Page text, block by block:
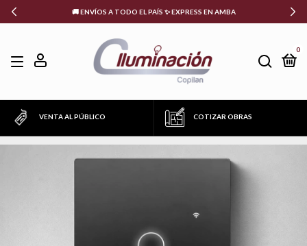
🚚 ENVÍOS A TODO EL PAÍS ✨ EXPRESS EN AMBA
0
VENTA AL PÚBLICO COTIZAR OBRAS